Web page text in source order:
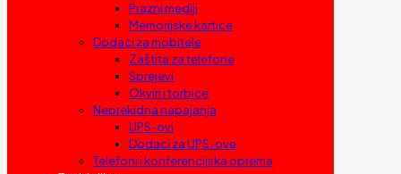
Prazni mediji
Memorijske kartice
Dodaci za mobitele
Zaštita za telefone
Sprejevi
Okviri i torbice
Neprekidna napajanja
UPS-ovi
Dodaci za UPS-ove
Telefoni i konferencijska oprema